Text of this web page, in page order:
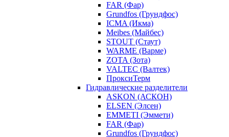
FAR (Фар)
Grundfos (Грундфос)
ICMA (Икма)
Meibes (Майбес)
STOUT (Стаут)
WARME (Варме)
ZOTA (Зота)
VALTEC (Валтек)
ПроксиТерм
Гидравлические разделители
ASKON (АСКОН)
ELSEN (Элсен)
EMMETI (Эммети)
FAR (Фар)
Grundfos (Грундфос)